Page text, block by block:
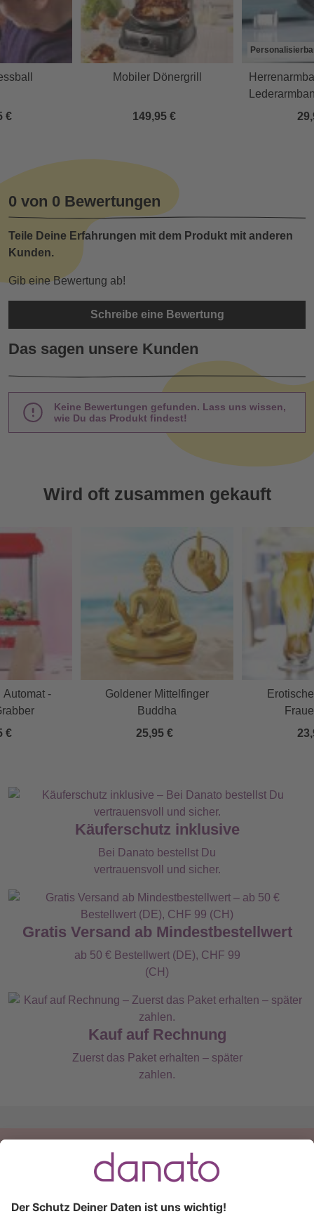
€
Mobiler Dönergrill
149,95 €
0 von 0 Bewertungen
Teile Deine Erfahrungen mit dem Produkt mit anderen
Kunden.
Gib eine Bewertung ab!
Schreibe eine Bewertung
Das sagen unsere Kunden
Keine Bewertungen gefunden. Lass uns wissen,
wie Du das Produkt findest!
Wird oft zusammen gekauft
-
€
Goldener Mittelfinger
Buddha
25,95 €
Käuferschutz inklusive
Bei Danato bestellst Du
vertrauensvoll und sicher.
Gratis Versand ab Mindestbestellwert
ab 50 € Bestellwert (DE), CHF 99
(CH)
Kauf auf Rechnung
Zuerst das Paket erhalten – später
zahlen.
Du hast eine Frage?
+49 (0) 511 51 56 0300
schreib uns eineE-Mail